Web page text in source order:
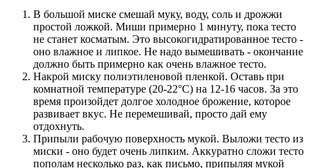
В большой миске смешай муку, воду, соль и дрожжи
простой ложкой. Миши примерно 1 минуту, пока тесто
не станет косматым. Это высокогидратированное тесто -
оно влажное и липкое. Не надо вымешивать - окончание
должно быть примерно как очень влажное тесто.
Накрой миску полиэтиленовой пленкой. Оставь при
комнатной температуре (20-22°С) на 12-16 часов. За это
время произойдет долгое холодное брожение, которое
развивает вкус. Не перемешивай, просто дай ему
отдохнуть.
Припыли рабочую поверхность мукой. Выложи тесто из
миски - оно будет очень липким. Аккуратно сложи тесто
пополам несколько раз, как письмо, припыляя мукой